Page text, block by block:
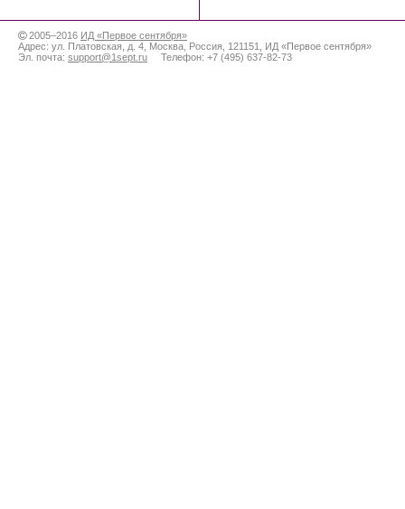
2005–2016 ИД «Первое сентября»
Адрес: ул. Платовская, д. 4 Москва Россия 121151
ИД «Первое сентября»
Эл. почта: support@1sept.ru Телефон: +7 (495) 637-82-73